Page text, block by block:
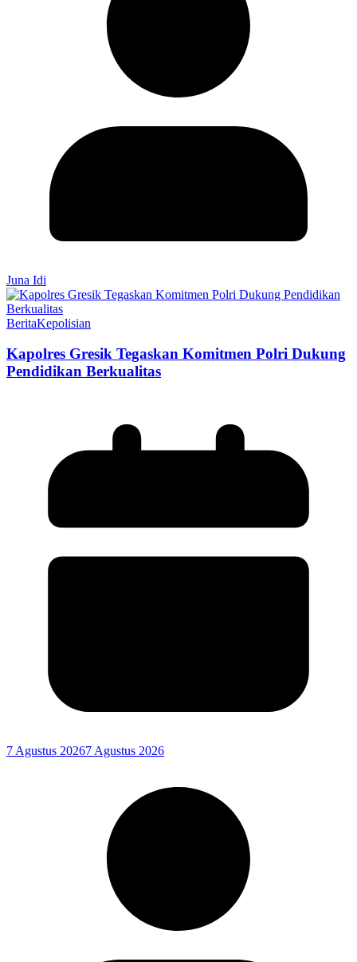
Juna Idi
BeritaKepolisian
Kapolres Gresik Tegaskan Komitmen Polri Dukung
Pendidikan Berkualitas
7 Agustus 20267 Agustus 2026